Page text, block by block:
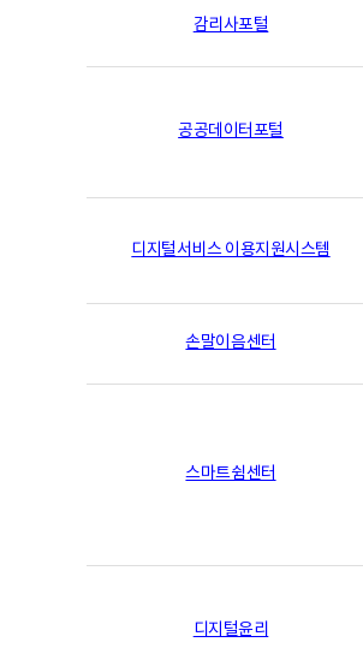
감리사포털
공공데이터포털
디지털서비스 이용지원시스템
손말이음센터
스마트쉼센터
디지털윤리